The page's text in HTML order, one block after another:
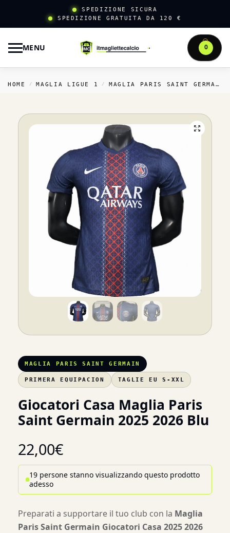
SPEDIZIONE SICURA
SPEDIZIONE GRATUITA DA 120 €
MENU 0
HOME / MAGLIA LIGUE 1 / MAGLIA PARIS SAINT GERMAIN
MAGLIA PARIS SAINT GERMAIN
PRIMERA EQUIPACION TAGLIE EU S-XXL
Giocatori Casa Maglia Paris
Saint Germain 2025 2026 Blu
22,00€
19 persone stanno visualizzando questo prodotto
adesso
Preparati a supportare il tuo club con la Maglia
Paris Saint Germain Giocatori Casa 2025 2026